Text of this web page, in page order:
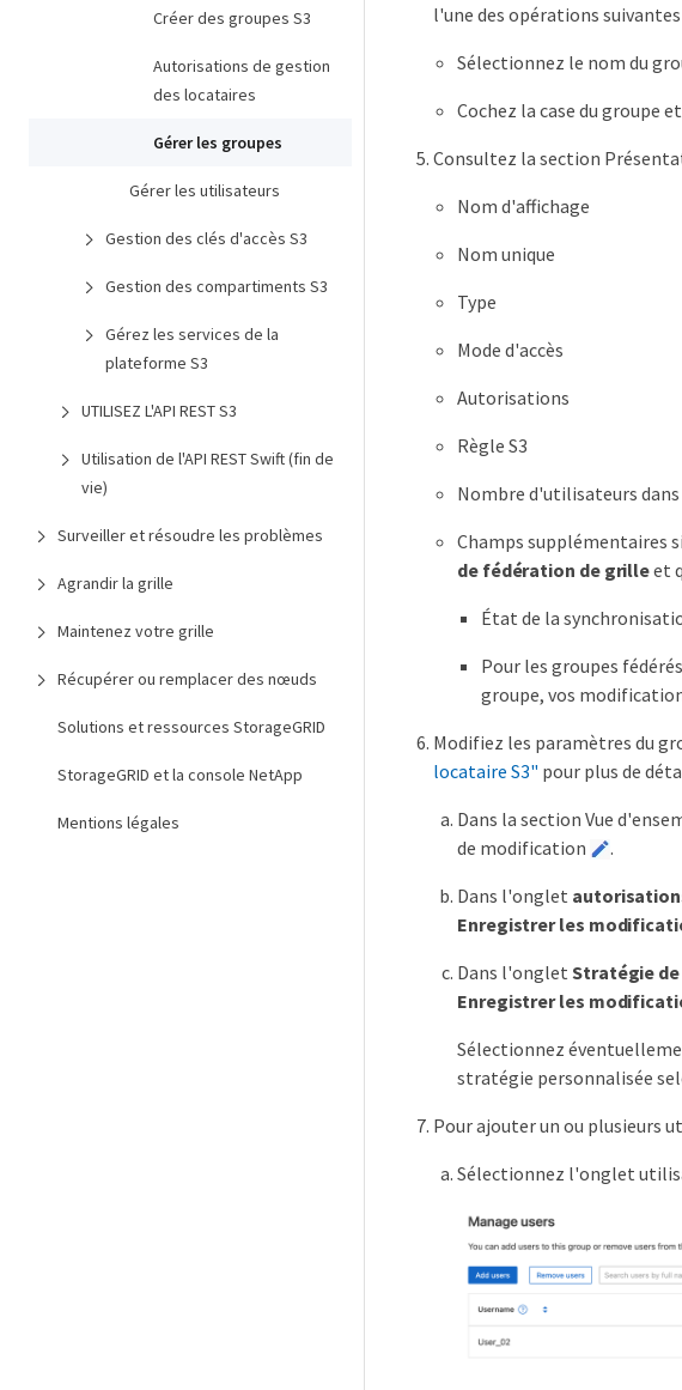
Créer des groupes S3
Autorisations de gestion
des locataires
Gérer les groupes
Gérer les utilisateurs
Gestion des clés d'accès S3
Gestion des compartiments S3
Gérez les services de la
plateforme S3
UTILISEZ L'API REST S3
Utilisation de l'API REST Swift (fin de
vie)
Surveiller et résoudre les problèmes
Agrandir la grille
Maintenez votre grille
Récupérer ou remplacer des nœuds
Solutions et ressources StorageGRID
StorageGRID et la console NetApp
Mentions légales
l'une des opérations suivantes
Sélectionnez le nom du
Cochez la case du groupe
Consultez la section
Nom d'affichage
Nom unique
Type
Mode d'accès
Autorisations
Règle S3
Nombre d'utilisateurs dans
Champs supplémentaires
de fédération de grilleet
État de la
Pour les groupes
groupe, vos
Modifiez les paramètres du
locataire S3" pour plus de
Dans la section Vue
de modification
.
Dans l'onglet
Enregistrer les
Dans l'onglet Stratégie
Enregistrer les
Sélectionnez
stratégie personnalisée
Pour ajouter un ou plusieurs
Sélectionnez l'onglet